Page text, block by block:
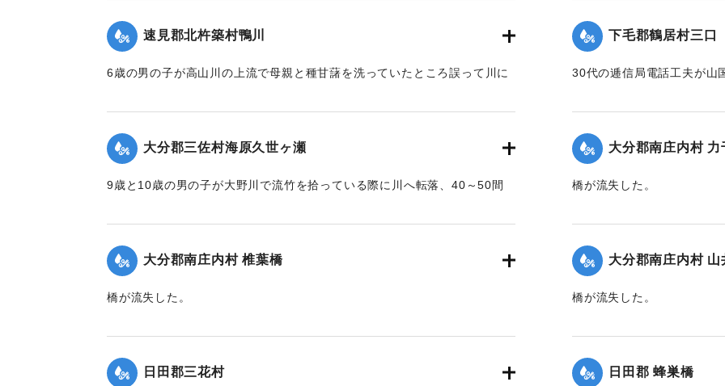
｜固有コード:00330039
｜固有コード:
速見郡北杵築村鴨川
6歳の男の子が高山川の上流で母親と種甘藷を洗っていたところ誤って川に
｜固有コード:
下毛郡鶴居村三口
30代の逓信局電話工夫が山
｜固有コード:
大分郡三佐村海原久世ヶ瀬
9歳と10歳の男の子が大野川で流竹を拾っている際に川へ転落、40～50間
とめた。
【出典：大分新聞 1928年6月29日朝刊4面】
｜固有コード:
大分郡南庄内村 力
橋が流失した。
｜固有コード:00330036
大分郡南庄内村 椎葉橋
橋が流失した。
｜固有コード:00330037
大分郡南庄内村 山
橋が流失した。
｜固有コード:00330038
日田郡三花村 日田郡 蜂巣橋